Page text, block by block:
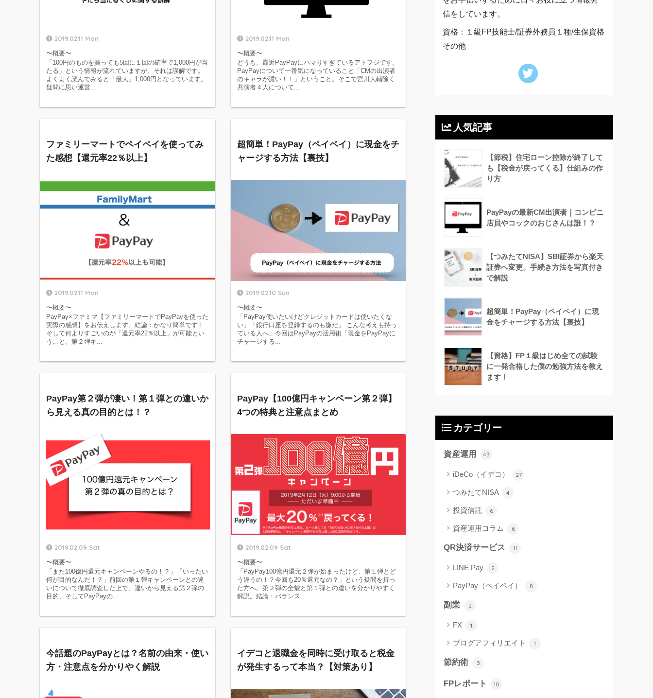
2019.02.11 Mon
〜概要〜
「100円のものを買っても5回に１回の確率で1,000円が当
たる」という情報が流れていますが、それは誤解です。
よくよく読んでみると「最大」1,000円となっています。
疑問に思い運営...
2019.02.11 Mon
〜概要〜
どうも、最近PayPayにハマりすぎているアトフジです。
PayPayについて一番気になっていること「CMの出演者
のキャラが濃い！！」ということ。そこで宮川大輔除く
共演者４人について...
ファミリーマートでペイペイを使ってみ
た感想【還元率22％以上】
2019.02.11 Mon
〜概要〜
PayPay×ファミマ【ファミリーマートでPayPayを使った
実際の感想】をお伝えします。結論：かなり簡単です！
そして何よりすごいのが「還元率22％以上」が可能とい
うこと。第２弾キ...
超簡単！PayPay（ペイペイ）に現金をチ
ャージする方法【裏技】
2019.02.10 Sun
〜概要〜
「PayPay使いたいけどクレジットカードは使いたくな
い」「銀行口座を登録するのも嫌だ」 こんな考えも持っ
ている人へ、今回はPayPayの活用術「現金をPayPayに
チャージする...
PayPay第２弾が凄い！第１弾との違いか
ら見える真の目的とは！？
2019.02.09 Sat
〜概要〜
「また100億円還元キャンペーンやるの！？」「いったい
何が目的なんだ！？」前回の第１弾キャンペーンとの違
いについて徹底調査した上で、違いから見える第２弾の
目的、そしてPayPayの...
PayPay【100億円キャンペーン第２弾】
4つの特典と注意点まとめ
2019.02.09 Sat
〜概要〜
「PayPay100億円還元２弾が始まったけど、第１弾とど
う違うの！？今回も20％還元なの？」という疑問を持っ
た方へ。第２弾の全貌と第１弾との違いを分かりやすく
解説。結論：バランス...
今話題のPayPayとは？名前の由来・使い
方・注意点を分かりやく解説
イデコと退職金を同時に受け取ると税金
が発生するって本当？【対策あり】
信をしています。
資格：１級FP技能士/証券外務員１種/生保資格
その他
人気記事
【節税】住宅ローン控除が終了して
も【税金が戻ってくる】仕組みの作
り方
PayPayの最新CM出演者｜コンビニ
店員やコックのおじさんは誰！？
【つみたてNISA】SBI証券から楽天
証券へ変更。手続き方法を写真付き
で解説
超簡単！PayPay（ペイペイ）に現
金をチャージする方法【裏技】
【資格】FP１級はじめ全ての試験
に一発合格した僕の勉強方法を教え
ます！
カテゴリー
資産運用 43
iDeCo（イデコ） 27
つみたてNISA 4
投資信託 6
資産運用コラム 6
QR決済サービス 11
LINE Pay 2
PayPay（ペイペイ） 8
副業 2
FX 1
ブログアフィリエイト 1
節約術 3
FPレポート 10